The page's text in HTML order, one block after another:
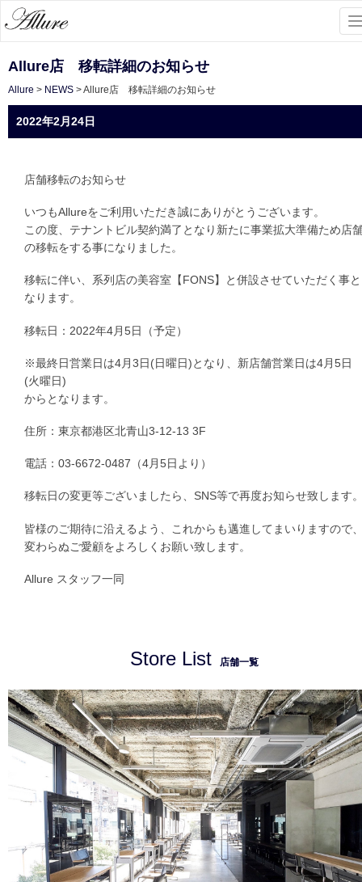
Allure店 移転詳細のお知らせ
Allure > NEWS >Allure店 移転詳細のお知らせ
2022年2月24日
店舗移転のお知らせ
いつもAllureをご利用いただき誠にありがとうございます。
この度、テナントビル契約満了となり新たに事業拡大準備ため店
の移転をする事になりました。
移転に伴い、系列店の美容室【FONS】と併設させていただく事と
なります。
移転日：2022年4月5日（予定）
※最終日営業日は4月3日(日曜日)となり、新店舗営業日は4月5日
(火曜日)
からとなります。
住所：東京都港区北青山3-12-13 3F
電話：03-6672-0487（4月5日より）
移転日の変更等ございましたら、SNS等で再度お知らせ致します
皆様のご期待に沿えるよう、これからも邁進してまいりますので
変わらぬご愛顧をよろしくお願い致します。
Allure スタッフ一同
Store List 店舗一覧